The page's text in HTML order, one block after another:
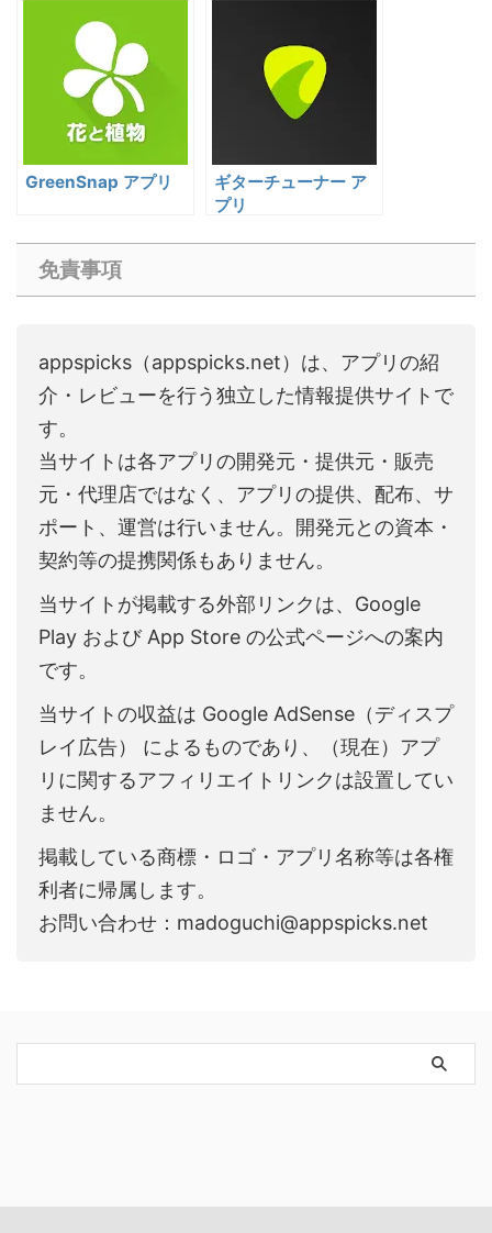
GreenSnap アプリ
ギターチューナー ア
プリ
免責事項
appspicks（appspicks.net）は、アプリの紹
介・レビューを行う独立した情報提供サイトで
す。
当サイトは各アプリの開発元・提供元・販売
元・代理店ではなく、アプリの提供、配布、サ
ポート、運営は行いません。開発元との資本・
契約等の提携関係もありません。
当サイトが掲載する外部リンクは、Google
Play および App Store の公式ページへの案内
です。
当サイトの収益は Google AdSense（ディスプ
レイ広告） によるものであり、（現在）アプ
リに関するアフィリエイトリンクは設置してい
ません。
掲載している商標・ロゴ・アプリ名称等は各権
利者に帰属します。
お問い合わせ：madoguchi@appspicks.net